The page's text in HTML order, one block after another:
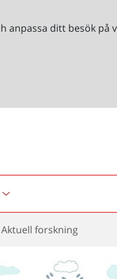
ditt besök på
Aktuell forskning